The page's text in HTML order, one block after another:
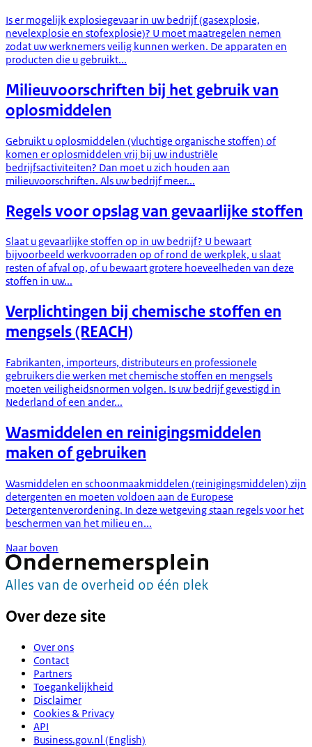
Is er mogelijk explosiegevaar in uw bedrijf (gasexplosie,
nevelexplosie en stofexplosie)? U moet maatregelen nemen
zodat uw werknemers veilig kunnen werken. De apparaten en
producten die u gebruikt...
Milieuvoorschriften bij het gebruik van
oplosmiddelen
Gebruikt u oplosmiddelen (vluchtige organische stoffen) of
komen er oplosmiddelen vrij bij uw industriële
bedrijfsactiviteiten? Dan moet u zich houden aan
milieuvoorschriften. Als uw bedrijf meer...
Regels voor opslag van gevaarlijke stoffen
Slaat u gevaarlijke stoffen op in uw bedrijf? U bewaart
bijvoorbeeld werkvoorraden op of rond de werkplek, u slaat
resten of afval op, of u bewaart grotere hoeveelheden van deze
stoffen in uw...
Verplichtingen bij chemische stoffen en
mengsels (REACH)
Fabrikanten, importeurs, distributeurs en professionele
gebruikers die werken met chemische stoffen en mengsels
moeten veiligheidsnormen volgen. Is uw bedrijf gevestigd in
Nederland of een ander...
Wasmiddelen en reinigingsmiddelen
maken of gebruiken
Wasmiddelen en schoonmaakmiddelen (reinigingsmiddelen) zijn
detergenten en moeten voldoen aan de Europese
Detergentenverordening. In deze wetgeving staan regels voor het
beschermen van het milieu en...
Naar boven
Over deze site
Over ons
Contact
Partners
Toegankelijkheid
Disclaimer
Cookies & Privacy
API
Business.gov.nl (English)